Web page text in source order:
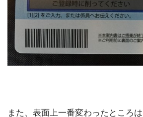
また、表面上一番変わったところは